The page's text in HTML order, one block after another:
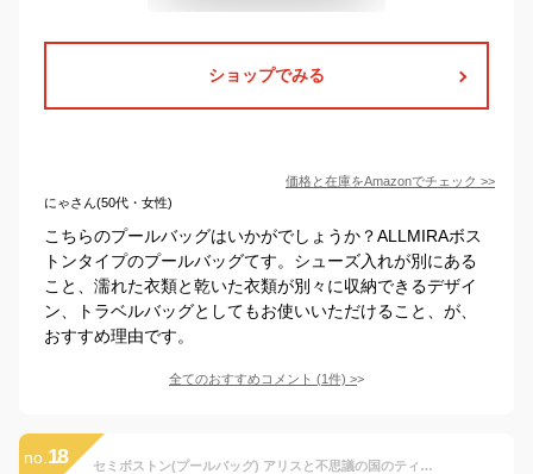
ショップでみる
価格と在庫をAmazonでチェック >>
にゃさん(50代・女性)
こちらのプールバッグはいかがでしょうか？ALLMIRAボス
トンタイプのプールバッグてす。シューズ入れが別にある
こと、濡れた衣類と乾いた衣類が別々に収納できるデザイ
ン、トラベルバッグとしてもお使いいただけること、が、
おすすめ理由です。
全てのおすすめコメント (1件) >
no. 18 セミボストン(プールバッグ) アリスと不思議の国のティーパーティー 子供用 プールバッグ ボストン キッズ ボストン おしゃれ ラミネートバッグ 防水 レッスンバッグ 水泳バッグ 手提げ 撥水 小学生 幼稚園 子供